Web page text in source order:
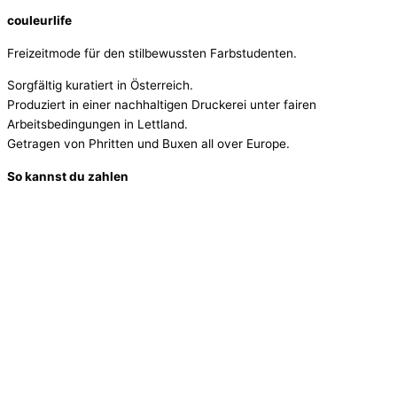
couleurlife
Freizeitmode für den stilbewussten Farbstudenten.
Sorgfältig kuratiert in Österreich.
Produziert in einer nachhaltigen Druckerei unter fairen
Arbeitsbedingungen in Lettland.
Getragen von Phritten und Buxen all over Europe.
So kannst du zahlen